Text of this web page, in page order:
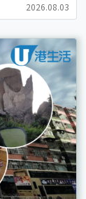
2026.08.03